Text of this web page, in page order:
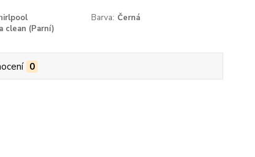
Barva: Černá
clean (Parní)
0